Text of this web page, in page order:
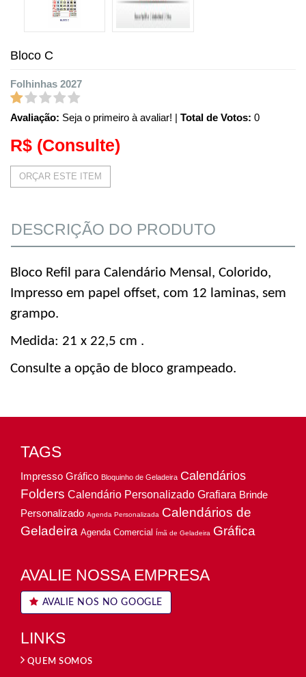
Bloco C
Folhinhas 2027
Avaliação: Seja o primeiro à avaliar! | Total de Votos: 0
R$ (Consulte)
ORÇAR ESTE ITEM
DESCRIÇÃO DO PRODUTO
Bloco Refil para Calendário Mensal, Colorido,
Impresso em papel offset, com 12 laminas, sem
grampo.
Medida: 21 x 22,5 cm .
Consulte a opção de bloco grampeado.
TAGS
Impresso Gráfico Bloquinho de Geladeira Calendários
Folders Calendário Personalizado Grafiara Brinde
Personalizado Agenda Personalizada Calendários de
Geladeira Agenda Comercial Ímã de Geladeira Gráfica
AVALIE NOSSA EMPRESA
AVALIE NOS NO GOOGLE
LINKS
QUEM SOMOS